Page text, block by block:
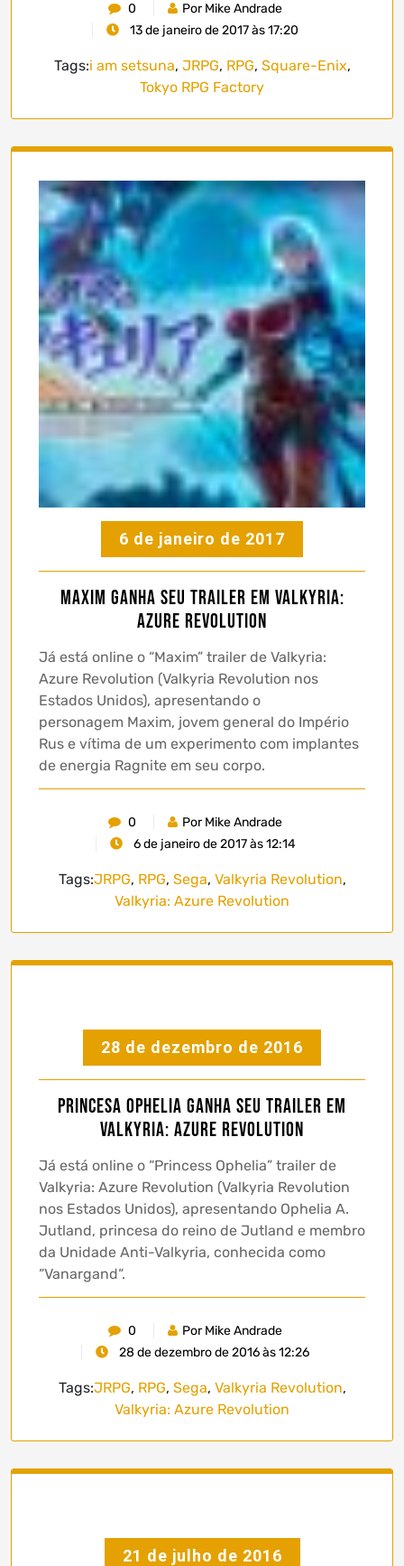
0
Por Mike Andrade
13 de janeiro de 2017 às 17:20
Tags:i am setsuna, JRPG, RPG, Square-Enix,
Tokyo RPG Factory
6 de janeiro de 2017
Maxim ganha seu trailer em Valkyria:
Azure Revolution
Já está online o “Maxim” trailer de Valkyria:
Azure Revolution (Valkyria Revolution nos
Estados Unidos), apresentando o
personagem Maxim, jovem general do Império
Rus e vítima de um experimento com implantes
de energia Ragnite em seu corpo.
0
Por Mike Andrade
6 de janeiro de 2017 às 12:14
Tags:JRPG, RPG, Sega, Valkyria Revolution,
Valkyria: Azure Revolution
28 de dezembro de 2016
Princesa Ophelia ganha seu trailer em
Valkyria: Azure Revolution
Já está online o “Princess Ophelia” trailer de
Valkyria: Azure Revolution (Valkyria Revolution
nos Estados Unidos), apresentando Ophelia A.
Jutland, princesa do reino de Jutland e membro
da Unidade Anti-Valkyria, conhecida como
“Vanargand“.
0
Por Mike Andrade
28 de dezembro de 2016 às 12:26
Tags:JRPG, RPG, Sega, Valkyria Revolution,
Valkyria: Azure Revolution
21 de julho de 2016